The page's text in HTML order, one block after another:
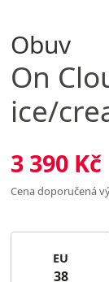
Obuv
On
ice/
3 390 Kč
Cena doporučená
EU
38